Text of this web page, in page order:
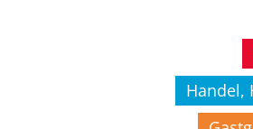
Handel,